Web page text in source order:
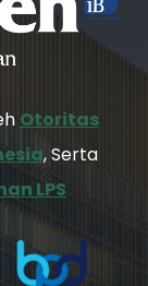
Otoritas
, Serta
LPS